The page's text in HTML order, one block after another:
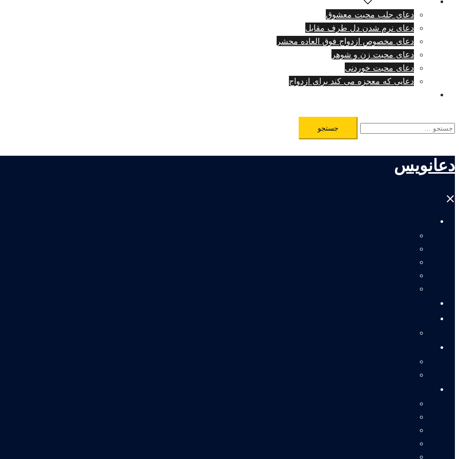
دعای جلب محبت معشوق
دعای نرم شدن دل طرف مقابل
دعای مخصوص ازدواج فوق العاده محشر
دعای محبت زن و شوهر
دعای محبت خوردنی
دعایی که معجزه می کند برای ازدواج
جستجو
برای:
دعانویس
Close